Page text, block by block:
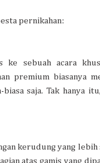
pernikahan:
ke sebuah acara
premium biasanya
biasa saja. Tak hanya
kerudung yang
atas gamis yang